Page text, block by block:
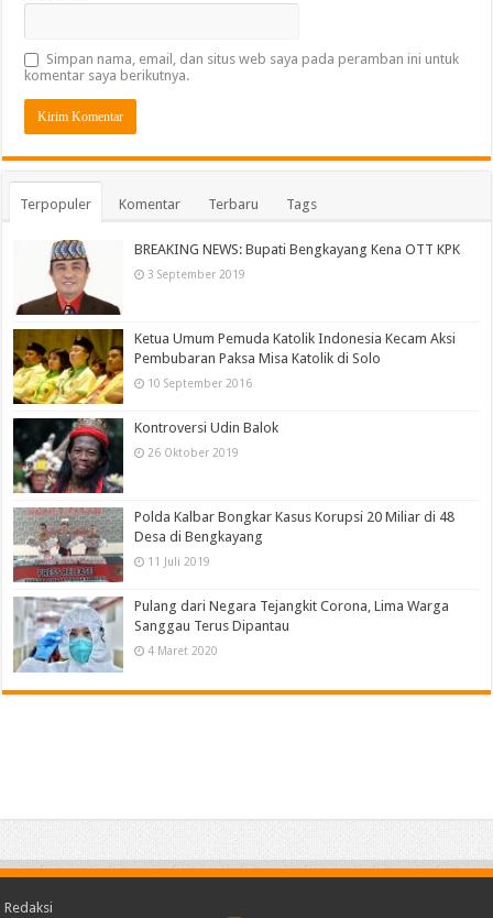
Simpan nama, email, dan situs web saya pada peramban ini untuk
komentar saya berikutnya.
Terpopuler Komentar Terbaru Tags
BREAKING NEWS: Bupati Bengkayang Kena OTT KPK
3 September 2019
Ketua Umum Pemuda Katolik Indonesia Kecam Aksi
Pembubaran Paksa Misa Katolik di Solo
10 September 2016
Kontroversi Udin Balok
26 Oktober 2019
Polda Kalbar Bongkar Kasus Korupsi 20 Miliar di 48
Desa di Bengkayang
11 Juli 2019
Pulang dari Negara Tejangkit Corona, Lima Warga
Sanggau Terus Dipantau
4 Maret 2020
Redaksi